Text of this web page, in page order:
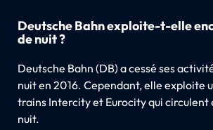
Deutsche Bahn exploite-t-elle
de nuit ?
Deutsche Bahn (DB) a cessé ses
nuit en 2016. Cependant, elle exploite
trains Intercity et Eurocity qui circulent
nuit.